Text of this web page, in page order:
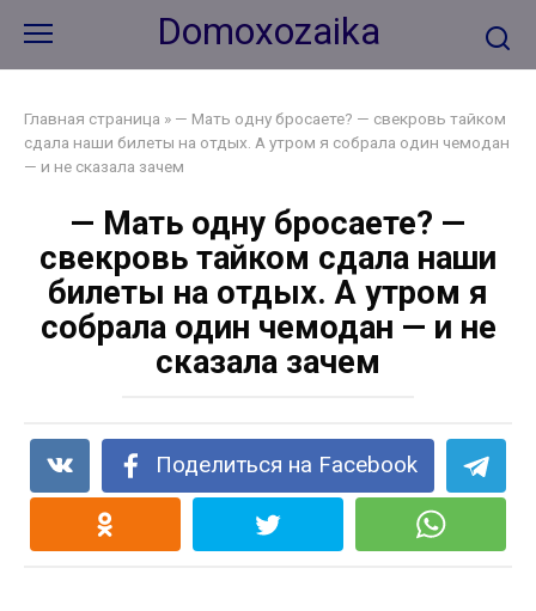
контенту
Domoxozaika
Главная страница » — Мать одну бросаете? — свекровь тайком
сдала наши билеты на отдых. А утром я собрала один чемодан
— и не сказала зачем
— Мать одну бросаете? —
свекровь тайком сдала наши
билеты на отдых. А утром я
собрала один чемодан — и не
сказала зачем
Поделиться на Facebook